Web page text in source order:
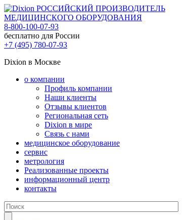
РОССИЙСКИЙ ПРОИЗВОДИТЕЛЬ
МЕДИЦИНСКОГО ОБОРУДОВАНИЯ
8-800-100-07-93
бесплатно для России
+7 (495) 780-07-93
Dixion в Москве
о компании
Профиль компании
Наши клиенты
Отзывы клиентов
Региональная сеть
Dixion в мире
Связь с нами
медицинское оборудование
сервис
метрология
Реализованные проекты
информационный центр
контакты